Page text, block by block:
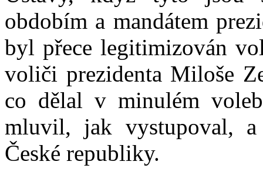
obdobím a mandátem
byl přece legitimizován
voliči prezidenta Miloše
co dělal v minulém
mluvil, jak vystupoval, a
České republiky.